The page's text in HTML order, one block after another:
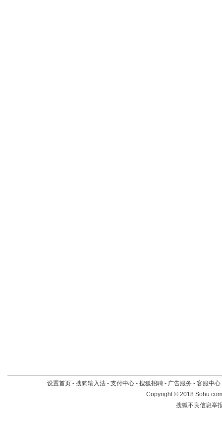
设置首页 - 搜狗输入法 - 支付中心 - 搜狐招聘 - 广告服务 - 客服中心
Copyright©2018
搜狐不良信息举